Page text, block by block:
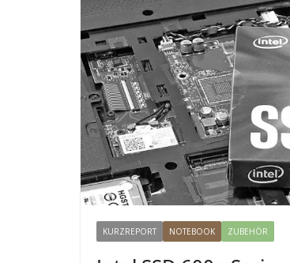
KURZREPORT NOTEBOOK ZUBEHÖR